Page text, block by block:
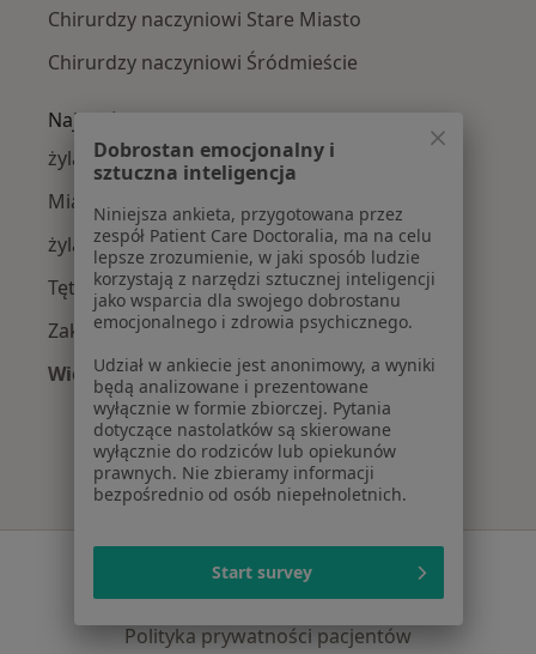
Chirurdzy naczyniowi Stare Miasto
Chirurdzy naczyniowi Śródmieście
Najczęście leczone choroby
żylaki kończyn dolnych w Wrocławiu
Miażdżyca w Wrocławiu
żylaki w Wrocławiu
Tętniaki w Wrocławiu
Zakrzepica żylna w Wrocławiu
Więcej (15)
Więcej w kategorii: Najczęście leczone
Serwis
Regulamin
Polityka prywatności pacjentów
Dobrostan emocjonalny i
sztuczna inteligencja
Niniejsza ankieta, przygotowana przez
zespół Patient Care Doctoralia, ma na celu
lepsze zrozumienie, w jaki sposób ludzie
korzystają z narzędzi sztucznej inteligencji
jako wsparcia dla swojego dobrostanu
emocjonalnego i zdrowia psychicznego.
Udział w ankiecie jest anonimowy, a wyniki
będą analizowane i prezentowane
wyłącznie w formie zbiorczej. Pytania
dotyczące nastolatków są skierowane
wyłącznie do rodziców lub opiekunów
prawnych. Nie zbieramy informacji
bezpośrednio od osób niepełnoletnich.
Start survey